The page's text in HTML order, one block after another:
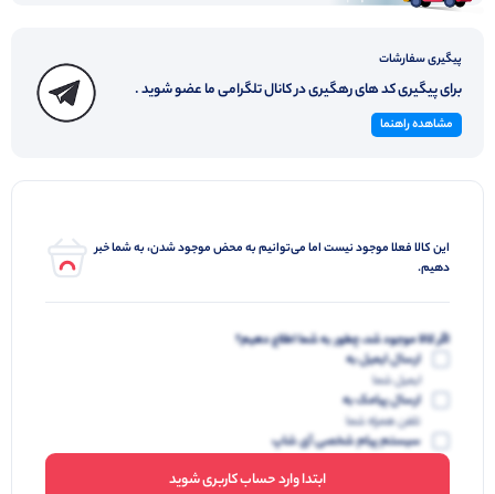
پیگیری سفارشات
برای پیگیری کد های رهگیری در کانال تلگرامی ما عضو شوید .
مشاهده راهنما
این کالا فعلا موجود نیست اما می‌توانیم به محض موجود شدن، به شما خبر
دهیم.
اگر کالا موجود شد، چطور به شما اطلاع دهیم؟
ارسال ایمیل به
ایمیل شما
ارسال پیامک به
تلفن همراه شما
سیستم پیام شخصی آی شاپ
ابتدا وارد حساب کاربری شوید